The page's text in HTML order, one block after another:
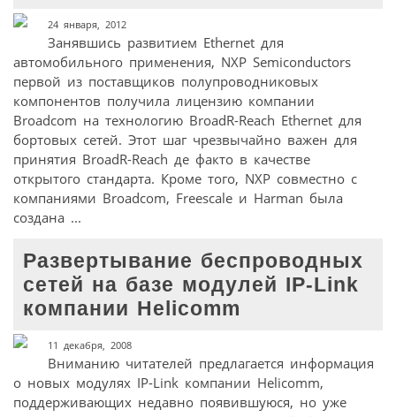
24 января, 2012
Занявшись развитием Ethernet для
автомобильного применения, NXP Semiconductors
первой из поставщиков полупроводниковых
компонентов получила лицензию компании
Broadcom на технологию BroadR-Reach Ethernet для
бортовых сетей. Этот шаг чрезвычайно важен для
принятия BroadR-Reach де факто в качестве
открытого стандарта. Кроме того, NXP совместно с
компаниями Broadcom, Freescale и Harman была
создана ...
Развертывание беспроводных
сетей на базе модулей IP-Link
компании Helicomm
11 декабря, 2008
Вниманию читателей предлагается информация
о новых модулях IP-Link компании Helicomm,
поддерживающих недавно появившуюся, но уже